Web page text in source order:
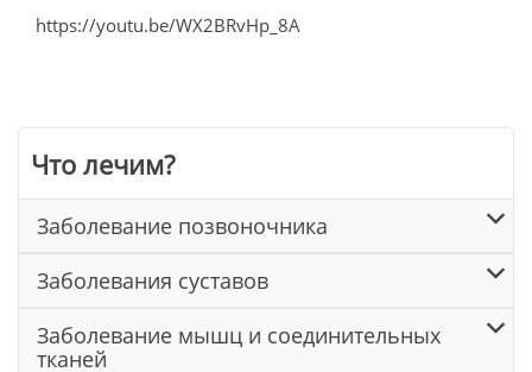
https://youtu.be/WX2BRvHp_8A
Что лечим?
Заболевание позвоночника
Заболевания суставов
Заболевание мышц и соединительных
тканей